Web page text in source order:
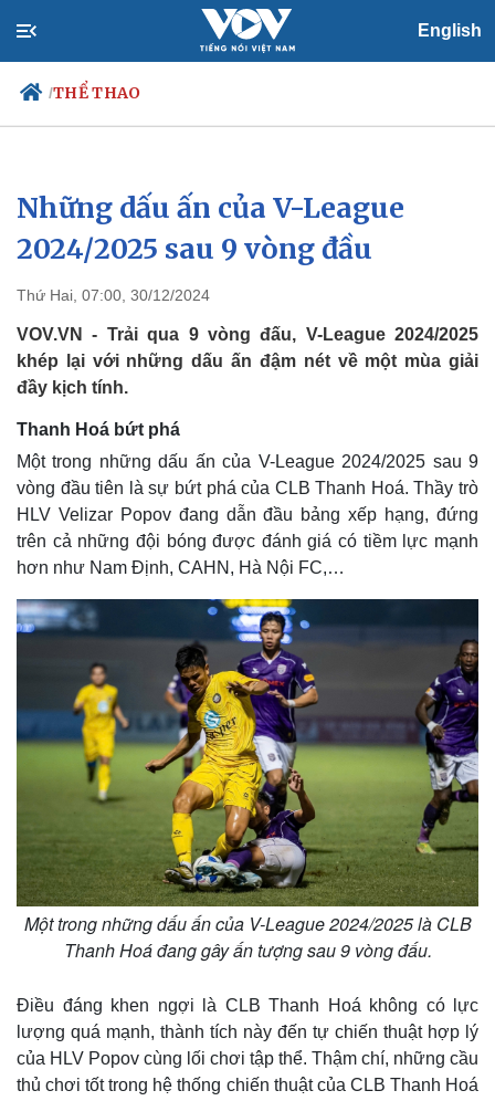
English
/THỂ THAO
Chính trị
Đảng
Tổ chức nhân sự
Nhận diện sự thật
Xã hội
Tin 24h
Dự báo thời tiết
Việc làm
Biển đảo
Những dấu ấn của V-League
2024/2025 sau 9 vòng đầu
Thứ Hai, 07:00, 30/12/2024
VOV.VN - Trải qua 9 vòng đấu, V-League 2024/2025
khép lại với những dấu ấn đậm nét về một mùa giải
đầy kịch tính.
Thanh Hoá bứt phá
Một trong những dấu ấn của V-League 2024/2025 sau 9
vòng đầu tiên là sự bứt phá của CLB Thanh Hoá. Thầy trò
HLV Velizar Popov đang dẫn đầu bảng xếp hạng, đứng
trên cả những đội bóng được đánh giá có tiềm lực mạnh
hơn như Nam Định, CAHN, Hà Nội FC,…
Một trong những dấu ấn của V-League 2024/2025 là CLB
Thanh Hoá đang gây ấn tượng sau 9 vòng đấu.
Điều đáng khen ngợi là CLB Thanh Hoá không có lực
lượng quá mạnh, thành tích này đến tự chiến thuật hợp lý
của HLV Popov cùng lối chơi tập thể. Thậm chí, những cầu
thủ chơi tốt trong hệ thống chiến thuật của CLB Thanh Hoá